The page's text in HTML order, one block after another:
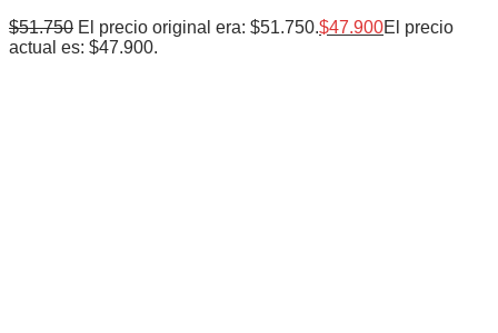
$51.750 El precio original era: $51.750.$47.900El precio
actual es: $47.900.